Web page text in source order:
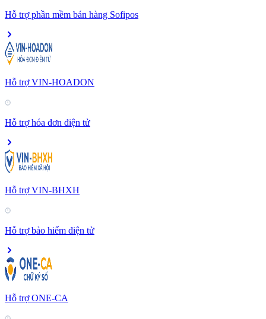
Hỗ trợ phần mềm bán hàng Sofipos
Hỗ trợ VIN-HOADON
Hỗ trợ hóa đơn điện tử
Hỗ trợ VIN-BHXH
Hỗ trợ bảo hiểm điện tử
Hỗ trợ ONE-CA